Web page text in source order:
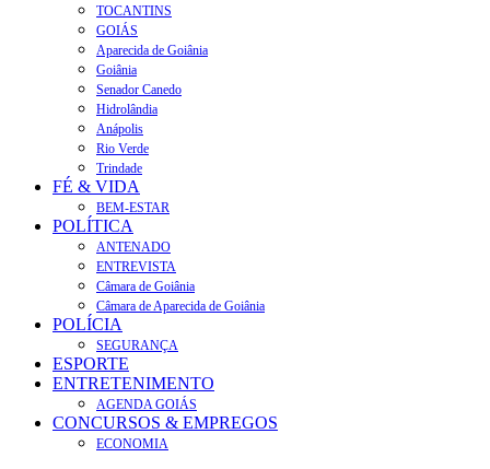
TOCANTINS
GOIÁS
Aparecida de Goiânia
Goiânia
Senador Canedo
Hidrolândia
Anápolis
Rio Verde
Trindade
FÉ & VIDA
BEM-ESTAR
POLÍTICA
ANTENADO
ENTREVISTA
Câmara de Goiânia
Câmara de Aparecida de Goiânia
POLÍCIA
SEGURANÇA
ESPORTE
ENTRETENIMENTO
AGENDA GOIÁS
CONCURSOS & EMPREGOS
ECONOMIA